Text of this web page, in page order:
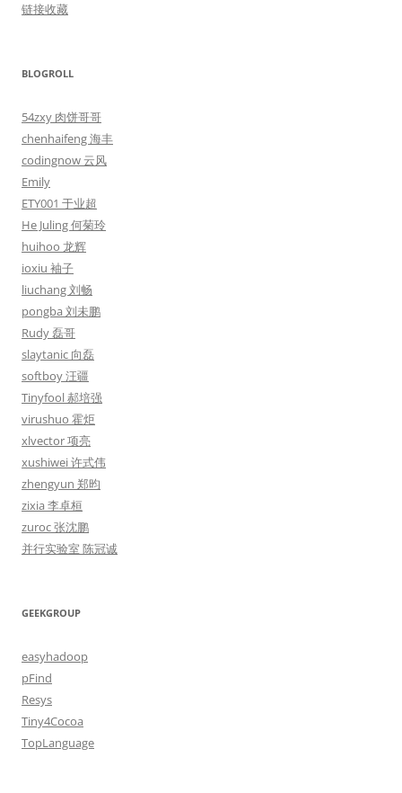
链接收藏
BLOGROLL
54zxy 肉饼哥哥
chenhaifeng 海丰
codingnow 云风
Emily
ETY001 于业超
He Juling 何菊玲
huihoo 龙辉
ioxiu 袖子
liuchang 刘畅
pongba 刘未鹏
Rudy 磊哥
slaytanic 向磊
softboy 汪疆
Tinyfool 郝培强
virushuo 霍炬
xlvector 项亮
xushiwei 许式伟
zhengyun 郑昀
zixia 李卓桓
zuroc 张沈鹏
并行实验室 陈冠诚
GEEKGROUP
easyhadoop
pFind
Resys
Tiny4Cocoa
TopLanguage